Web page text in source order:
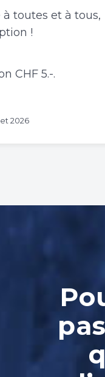
toutes et à tous,
!
CHF 5.-.
2026